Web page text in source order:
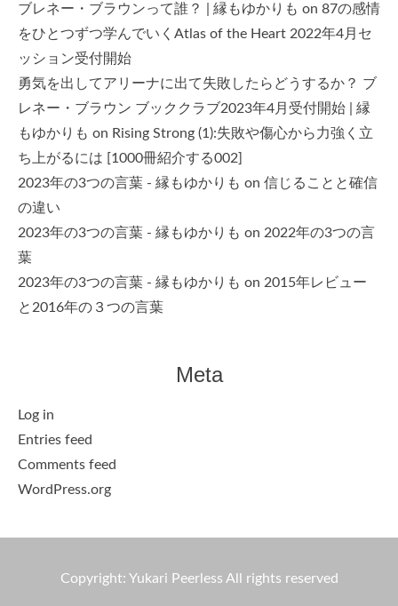
ブレネー・ブラウンって誰？ | 縁もゆかりも on 87の感情
をひとつずつ学んでいくAtlas of the Heart 2022年4月セ
ッション受付開始
勇気を出してアリーナに出て失敗したらどうするか？ ブ
レネー・ブラウン ブッククラブ2023年4月受付開始 | 縁
もゆかりも on Rising Strong (1):失敗や傷心から力強く立
ち上がるには [1000冊紹介する002]
2023年の3つの言葉 - 縁もゆかりも on 信じることと確信
の違い
2023年の3つの言葉 - 縁もゆかりも on 2022年の3つの言
葉
2023年の3つの言葉 - 縁もゆかりも on 2015年レビュー
と2016年の３つの言葉
Meta
Log in
Entries feed
Comments feed
WordPress.org
Copyright: Yukari Peerless All rights reserved